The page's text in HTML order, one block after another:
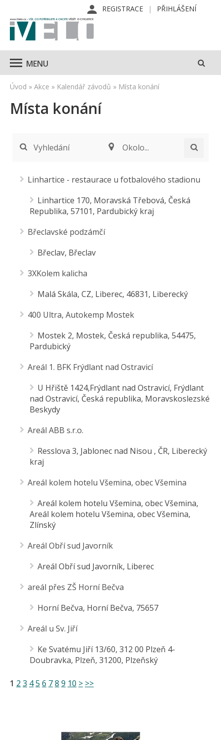
REGISTRACE PŘIHLÁŠENÍ
MENU
Úvod » Akce » Kalendář závodů » Místa konání
Místa konání
Vyhledání Okolo...
Linhartice - restaurace u fotbalového stadionu
Linhartice 170, Moravská Třebová, Česká
Republika, 57101, Pardubický kraj
Břeclavské podzámčí
Břeclav, Břeclav
3XKolem kalicha
Malá Skála, CZ, Liberec, 46831, Liberecký
400 Ultra, Autokemp Mostek
Mostek 2, Mostek, Česká republika, 54475,
Pardubický
Areál 1. BFK Frýdlant nad Ostravicí
U Hřiště 1424,Frýdlant nad Ostravicí, Frýdlant
nad Ostravicí, Česká republika, Moravskoslezské
Beskydy
Areál ABB s.r.o.
Resslova 3, Jablonec nad Nisou , ČR, Liberecký
kraj
Areál kolem hotelu Všemina, obec Všemina
Areál kolem hotelu Všemina, obec Všemina,
Areál kolem hotelu Všemina, obec Všemina,
Zlínský
Areál Obří sud Javorník
Areál Obří sud Javorník, Liberec
areál přes ZŠ Horní Bečva
Horní Bečva, Horní Bečva, 75657
Areál u Sv. Jiří
Ke Svatému Jiří 13/60, 312 00 Plzeň 4-
Doubravka, Plzeň, 31200, Plzeňský
1 2 3 45 6 78 9 10 > >>